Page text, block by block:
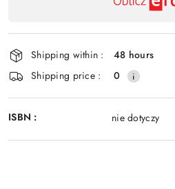
Shipping within :
48 hours
Shipping price :
0
ISBN : nie dotyczy